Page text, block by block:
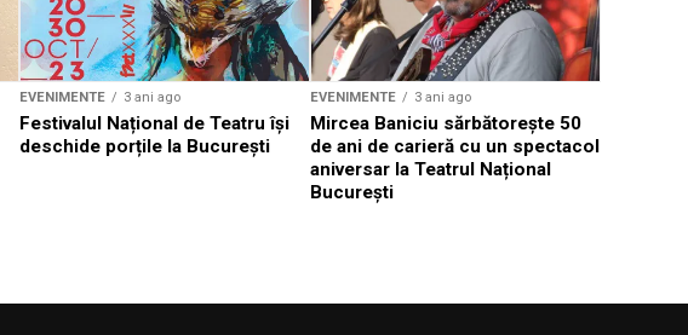
EVENIMENTE 3 ani ago
Festivalul Național de Teatru își
deschide porțile la București
EVENIMENTE 3 ani ago
Mircea Baniciu sărbătorește 50
de ani de carieră cu un spectacol
aniversar la Teatrul Național
București